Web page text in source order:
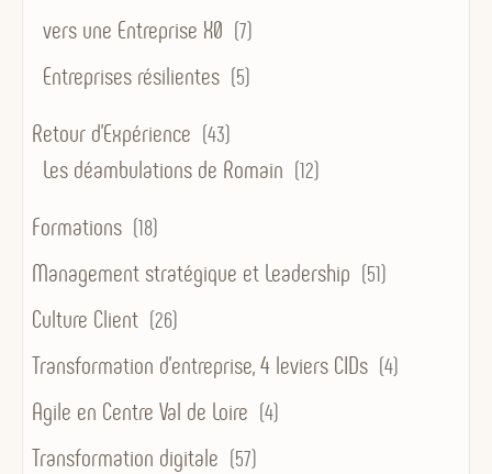
vers une Entreprise X0 (7)
Entreprises résilientes (5)
Retour d'Expérience (43)
Les déambulations de Romain (12)
Formations (18)
Management stratégique et Leadership (51)
Culture Client (26)
Transformation d’entreprise, 4 leviers CIDs (4)
Agile en Centre Val de Loire (4)
Transformation digitale (57)